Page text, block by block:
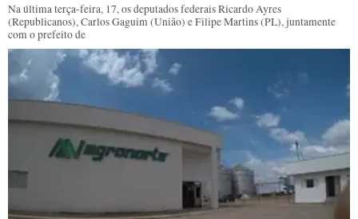
Na última terça-feira, 17, os deputados federais Ricardo Ayres
(Republicanos), Carlos Gaguim (União) e Filipe Martins (PL), juntamente
com o prefeito de